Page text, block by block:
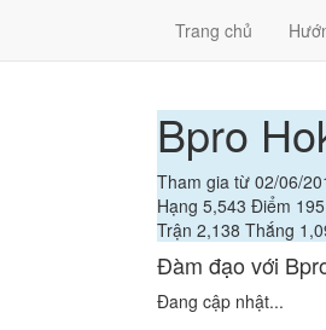
Trang chủ
Bpro
Tham gia từ 02/06/
Hạng 5,543 Điểm 195
Trận 2,138 Thắng
Đàm đạo với
Đang cập nhật...